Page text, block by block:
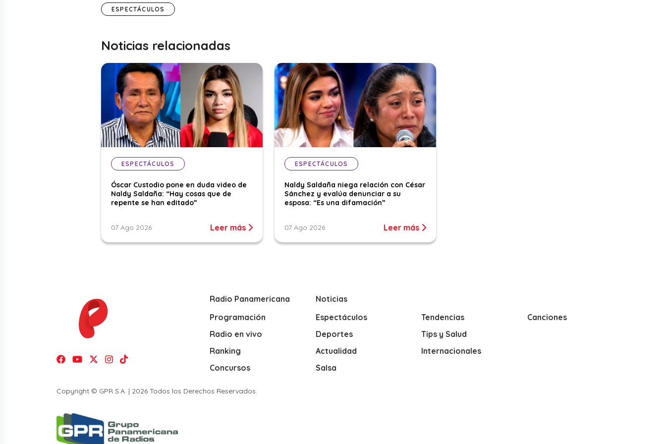
ESPECTÁCULOS
Noticias relacionadas
ESPECTÁCULOS
Óscar Custodio pone en duda video de
Naldy Saldaña: “Hay cosas que de
repente se han editado”
07 Ago 2026 Leer más
ESPECTÁCULOS
Naldy Saldaña niega relación con César
Sánchez y evalúa denunciar a su
esposa: “Es una difamación”
07 Ago 2026 Leer más
Radio Panamericana
Programación
Radio en vivo
Ranking
Concursos
Noticias
Espectáculos
Deportes
Actualidad
Salsa
Tendencias
Tips y Salud
Internacionales
Canciones
Copyright © GPR S.A. | 2026 Todos los Derechos Reservados.